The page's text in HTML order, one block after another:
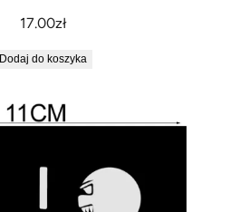
17.00zł
Dodaj do koszyka